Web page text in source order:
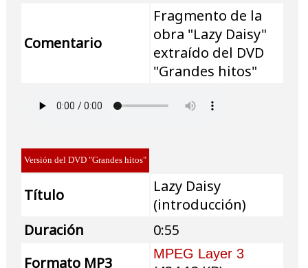
Comentario
Fragmento de la
obra "Lazy Daisy"
extraído del DVD
"Grandes hitos"
Versión del DVD "Grandes hitos"
Título
Lazy Daisy
(introducción)
Duración
0:55
Formato MP3
MPEG Layer 3